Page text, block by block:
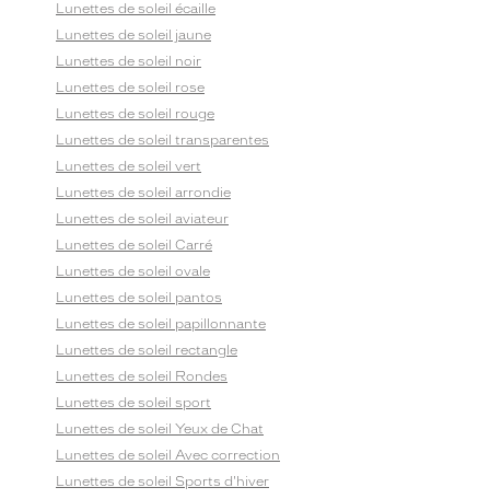
Lunettes de soleil écaille
Lunettes de soleil jaune
Lunettes de soleil noir
Lunettes de soleil rose
Lunettes de soleil rouge
Lunettes de soleil transparentes
Lunettes de soleil vert
Lunettes de soleil arrondie
Lunettes de soleil aviateur
Lunettes de soleil Carré
Lunettes de soleil ovale
Lunettes de soleil pantos
Lunettes de soleil papillonnante
Lunettes de soleil rectangle
Lunettes de soleil Rondes
Lunettes de soleil sport
Lunettes de soleil Yeux de Chat
Lunettes de soleil Avec correction
Lunettes de soleil Sports d'hiver